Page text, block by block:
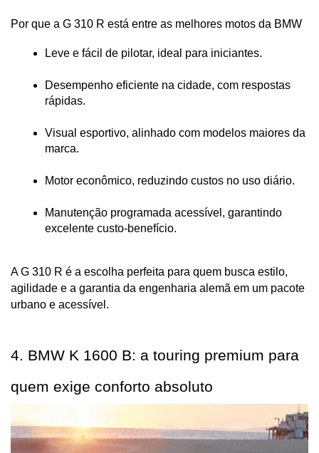
Por que a G 310 R está entre as melhores motos da BMW
Leve e fácil de pilotar, ideal para iniciantes.
Desempenho eficiente na cidade, com respostas
rápidas.
Visual esportivo, alinhado com modelos maiores da
marca.
Motor econômico, reduzindo custos no uso diário.
Manutenção programada acessível, garantindo
excelente custo-benefício.
A G 310 R é a escolha perfeita para quem busca estilo,
agilidade e a garantia da engenharia alemã em um pacote
urbano e acessível.
4. BMW K 1600 B: a touring premium para
quem exige conforto absoluto